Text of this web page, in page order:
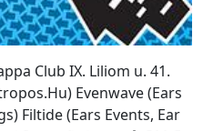
Club IX. Liliom u. 41.
Evenwave (Ears
Filtide (Ears Events, Ear